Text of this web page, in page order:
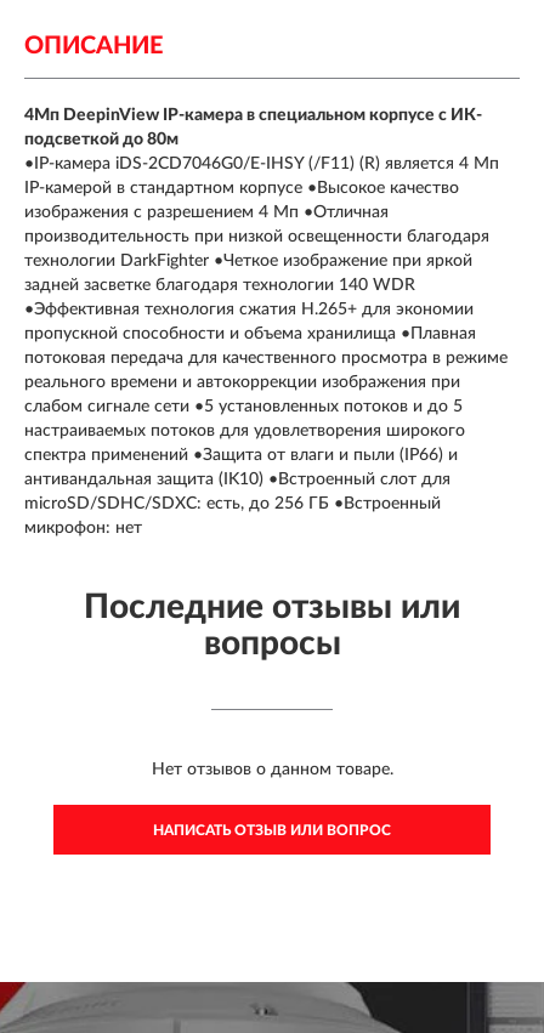
ОПИСАНИЕ
4Мп DeepinView IP-камера в специальном корпусе с ИК-
подсветкой до 80м
•IP-камера iDS-2CD7046G0/E-IHSY (/F11) (R) является 4 Мп
IP-камерой в стандартном корпусе •Высокое качество
изображения с разрешением 4 Мп •Отличная
производительность при низкой освещенности благодаря
технологии DarkFighter •Четкое изображение при яркой
задней засветке благодаря технологии 140 WDR
•Эффективная технология сжатия H.265+ для экономии
пропускной способности и объема хранилища •Плавная
потоковая передача для качественного просмотра в режиме
реального времени и автокоррекции изображения при
слабом сигнале сети •5 установленных потоков и до 5
настраиваемых потоков для удовлетворения широкого
спектра применений •Защита от влаги и пыли (IP66) и
антивандальная защита (IK10) •Встроенный слот для
microSD/SDHC/SDXC: есть, до 256 ГБ •Встроенный
микрофон: нет
Последние отзывы или
вопросы
Нет отзывов о данном товаре.
НАПИСАТЬ ОТЗЫВ ИЛИ ВОПРОС